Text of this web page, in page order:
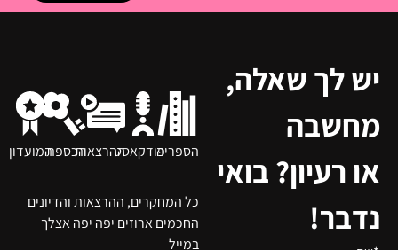
יש לך שאלה,
מחשבה
או רעיון? בואי
נדבר!
כל המחקרים, ההרצאות והדיונים
החכמים ארוזים יפה יפה אצלך
במייל
הספריהפודקאסטההרצאותהכספתהמועדון